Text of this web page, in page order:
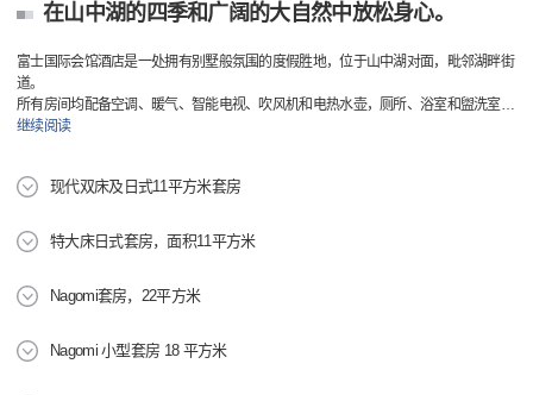
在山中湖的四季和广阔的大自然中放松身心。
富士国际会馆酒店是一处拥有别墅般氛围的度假胜地，位于山中湖对面，毗邻湖畔街
道。
所有房间均配备空调、暖气、智能电视、吹风机和电热水壶，厕所、浴室和盥洗室…
继续阅读
现代双床及日式11平方米套房
特大床日式套房，面积11平方米
Nagomi套房，22平方米
Nagomi 小型套房 18 平方米